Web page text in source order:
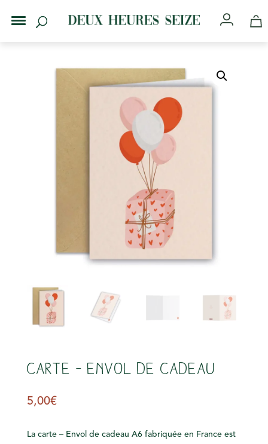
Carte – Envol de cadeau
5,00€
La carte – Envol de cadeau A6 fabriquée en France est